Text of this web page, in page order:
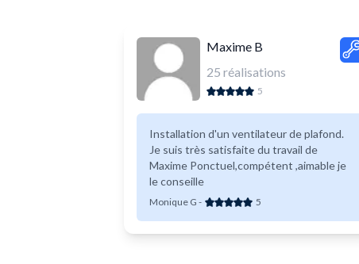
Maxime B
25 réalisations
5
Installation d'un ventilateur de plafond.
Je suis très satisfaite du travail de
Maxime Ponctuel,compétent ,aimable je
le conseille
Monique G - 5